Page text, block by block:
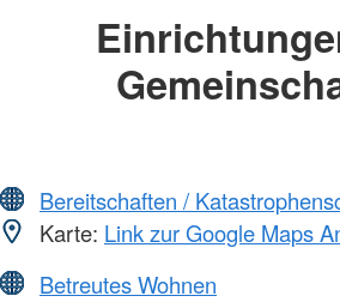
Bereitschaften /
Karte: Link zur Google Maps
Betreutes Wohnen